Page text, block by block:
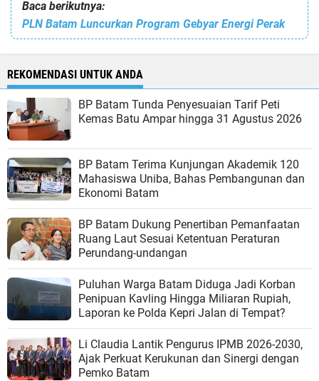
Baca berikutnya:
PLN Batam Luncurkan Program Gebyar Energi Perak
REKOMENDASI UNTUK ANDA
BP Batam Tunda Penyesuaian Tarif Peti
Kemas Batu Ampar hingga 31 Agustus 2026
BP Batam Terima Kunjungan Akademik 120
Mahasiswa Uniba, Bahas Pembangunan dan
Ekonomi Batam
BP Batam Dukung Penertiban Pemanfaatan
Ruang Laut Sesuai Ketentuan Peraturan
Perundang-undangan
Puluhan Warga Batam Diduga Jadi Korban
Penipuan Kavling Hingga Miliaran Rupiah,
Laporan ke Polda Kepri Jalan di Tempat?
Li Claudia Lantik Pengurus IPMB 2026-2030,
Ajak Perkuat Kerukunan dan Sinergi dengan
Pemko Batam